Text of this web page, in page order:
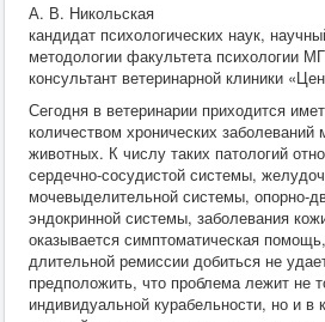
Лошадей
Свиньи
Собаки
Кошки
Птицы
Рыбы
Кролики
Пушные
Пчелы
Экзотические животные
Заразные заболевания
Инвазионные болезни
Инфекционные заболевания
Терапия
А. В. Никольская
кандидат психологических наук,
методологии факультета психологии
консультант ветеринарной клиники
Сегодня в ветеринарии приходится
количеством хронических
животных. К числу таких патологий
сердечно-сосудистой системы,
мочевыделительной системы, опорно-
эндокринной системы, заболевания
оказывается симптоматическая
длительной ремиссии добиться не
предположить, что проблема лежит не
индивидуальной курабельности, но и в